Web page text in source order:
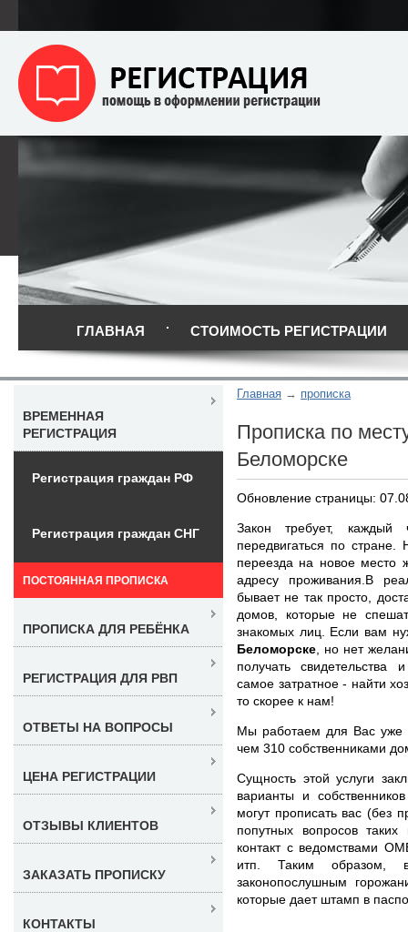
ГЛАВНАЯ СТОИМОСТЬ РЕГИСТРАЦИИ
Главная прописка
Прописка по
Беломорске
Обновление страницы:
Закон требует, каждый
передвигаться по
переезда на новое место
адресу проживания.В
бывает не так просто,
домов, которые не
знакомых лиц. Если вам
Беломорске , но нет
получать свидетельства
самое затратное - найти
то скорее к нам!
Мы работаем для Вас уже
чем 310 собственниками
Сущность этой услуги
варианты и
могут прописать вас (без
попутных вопросов
контакт с ведомствами
итп. Таким образом,
законопослушным
которые дает штамп в
ВРЕМЕННАЯ
РЕГИСТРАЦИЯ
Регистрация граждан РФ
Регистрация граждан СНГ
ПОСТОЯННАЯ ПРОПИСКА
ПРОПИСКА ДЛЯ РЕБЁНКА
РЕГИСТРАЦИЯ ДЛЯ РВП
ОТВЕТЫ НА ВОПРОСЫ
ЦЕНА РЕГИСТРАЦИИ
ОТЗЫВЫ КЛИЕНТОВ
ЗАКАЗАТЬ ПРОПИСКУ
КОНТАКТЫ